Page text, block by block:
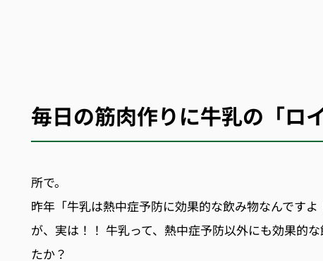
毎日の筋肉作りに牛乳の「ロ
所で。
昨年「牛乳は熱中症予防に効果的な飲み物なんです
が、実は！！ 牛乳って、熱中症予防以外にも効果的
たか？